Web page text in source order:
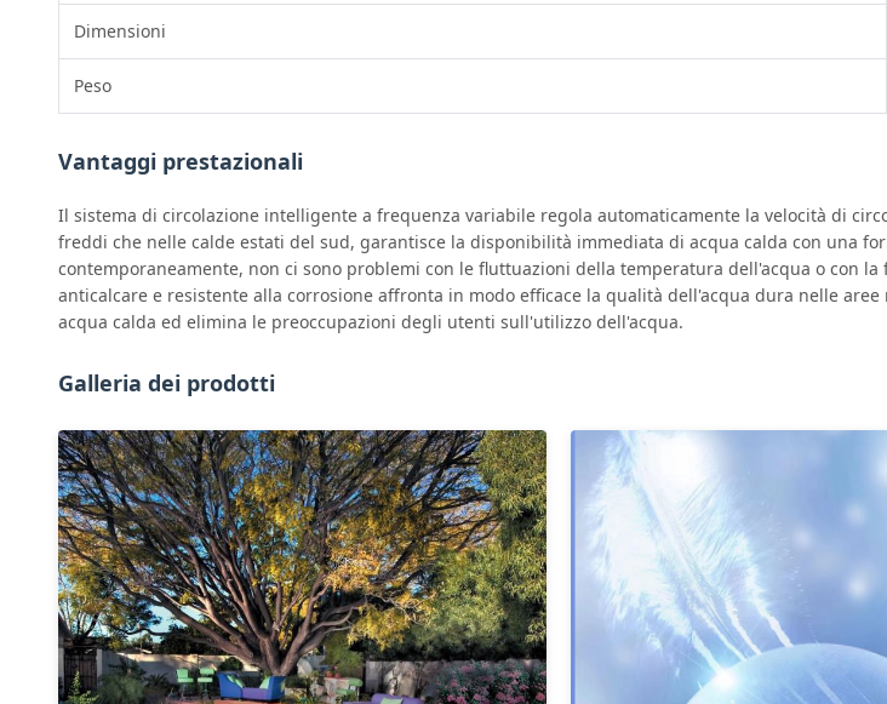
Dimensioni
Peso
Vantaggi prestazionali
Il sistema di circolazione intelligente a frequenza variabile regola automaticamente la velocità di
freddi che nelle calde estati del sud, garantisce la disponibilità immediata di acqua calda con una
contemporaneamente, non ci sono problemi con le fluttuazioni della temperatura dell'acqua o con
anticalcare e resistente alla corrosione affronta in modo efficace la qualità dell'acqua dura nelle
acqua calda ed elimina le preoccupazioni degli utenti sull'utilizzo dell'acqua.
Galleria dei prodotti